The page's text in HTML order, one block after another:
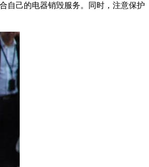
自己的电器销毁服务。同时，注意保护